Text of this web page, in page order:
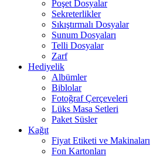
Poşet Dosyalar
Sekreterlikler
Sıkıştırmalı Dosyalar
Sunum Dosyaları
Telli Dosyalar
Zarf
Hediyelik
Albümler
Biblolar
Fotoğraf Çerçeveleri
Lüks Masa Setleri
Paket Süsler
Kağıt
Fiyat Etiketi ve Makinaları
Fon Kartonları